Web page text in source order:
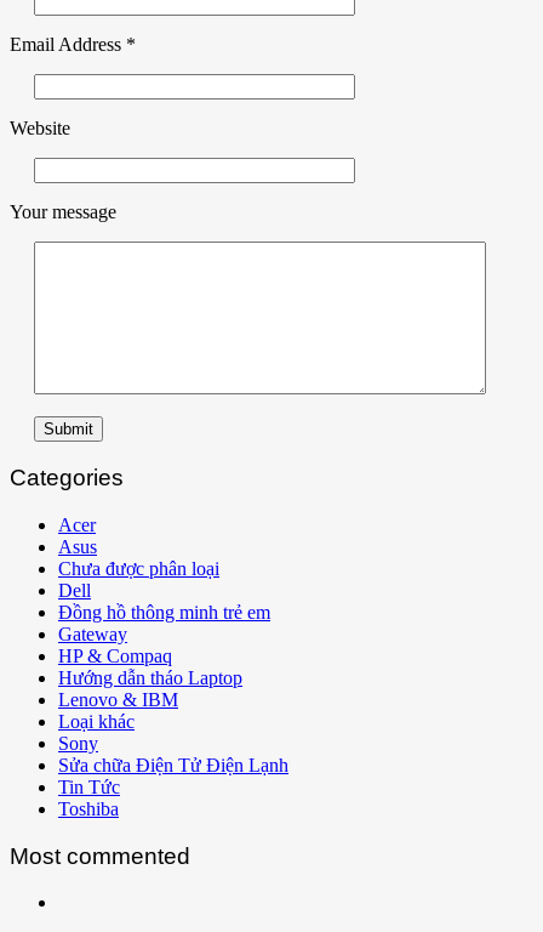
Email Address *
Website
Your message
Submit
Categories
Acer
Asus
Chưa được phân loại
Dell
Đồng hồ thông minh trẻ em
Gateway
HP & Compaq
Hướng dẫn tháo Laptop
Lenovo & IBM
Loại khác
Sony
Sửa chữa Điện Tử Điện Lạnh
Tin Tức
Toshiba
Most commented